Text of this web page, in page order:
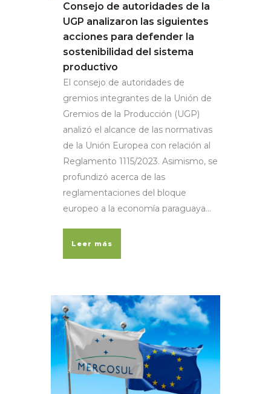
Consejo de autoridades de la
UGP analizaron las siguientes
acciones para defender la
sostenibilidad del sistema
productivo
El consejo de autoridades de
gremios integrantes de la Unión de
Gremios de la Producción (UGP)
analizó el alcance de las normativas
de la Unión Europea con relación al
Reglamento 1115/2023. Asimismo, se
profundizó acerca de las
reglamentaciones del bloque
europeo a la economía paraguaya...
Leer más